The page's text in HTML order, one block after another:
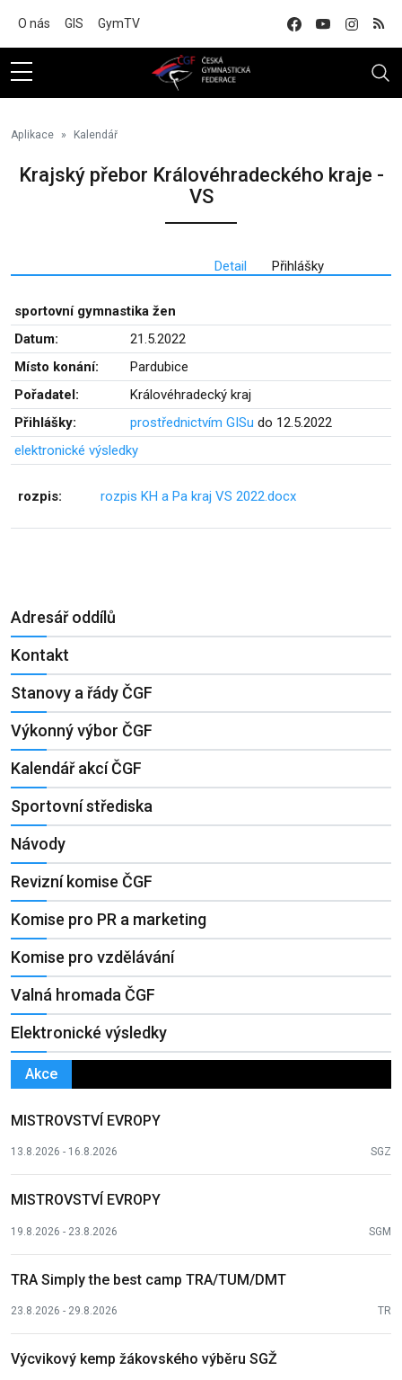
O nás GIS GymTV
Aplikace Kalendář
Krajský přebor Královéhradeckého kraje -
VS
Detail Přihlášky
sportovní gymnastika žen
Datum:
21.5.2022
Místo konání:
Pardubice
Pořadatel:
Královéhradecký kraj
Přihlášky:
prostřednictvím GISu do 12.5.2022
elektronické výsledky
rozpis: rozpis KH a Pa kraj VS 2022.docx
Adresář oddílů
Kontakt
Stanovy a řády ČGF
Výkonný výbor ČGF
Kalendář akcí ČGF
Sportovní střediska
Návody
Revizní komise ČGF
Komise pro PR a marketing
Komise pro vzdělávání
Valná hromada ČGF
Elektronické výsledky
Akce
MISTROVSTVÍ EVROPY
13.8.2026 - 16.8.2026 SGZ
MISTROVSTVÍ EVROPY
19.8.2026 - 23.8.2026 SGM
TRA Simply the best camp TRA/TUM/DMT
23.8.2026 - 29.8.2026 TR
Výcvikový kemp žákovského výběru SGŽ